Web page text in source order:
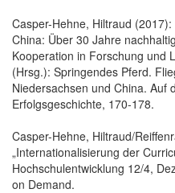
Casper-Hehne, Hiltraud
China: Über 30 Jahre
Kooperation in Forschung und
(Hrsg.): Springendes Pferd.
Niedersachsen und China. Auf
Erfolgsgeschichte, 170-178.
Casper-Hehne, Hiltraud/
„Internationalisierung der
Hochschulentwicklung 12/4,
on Demand.